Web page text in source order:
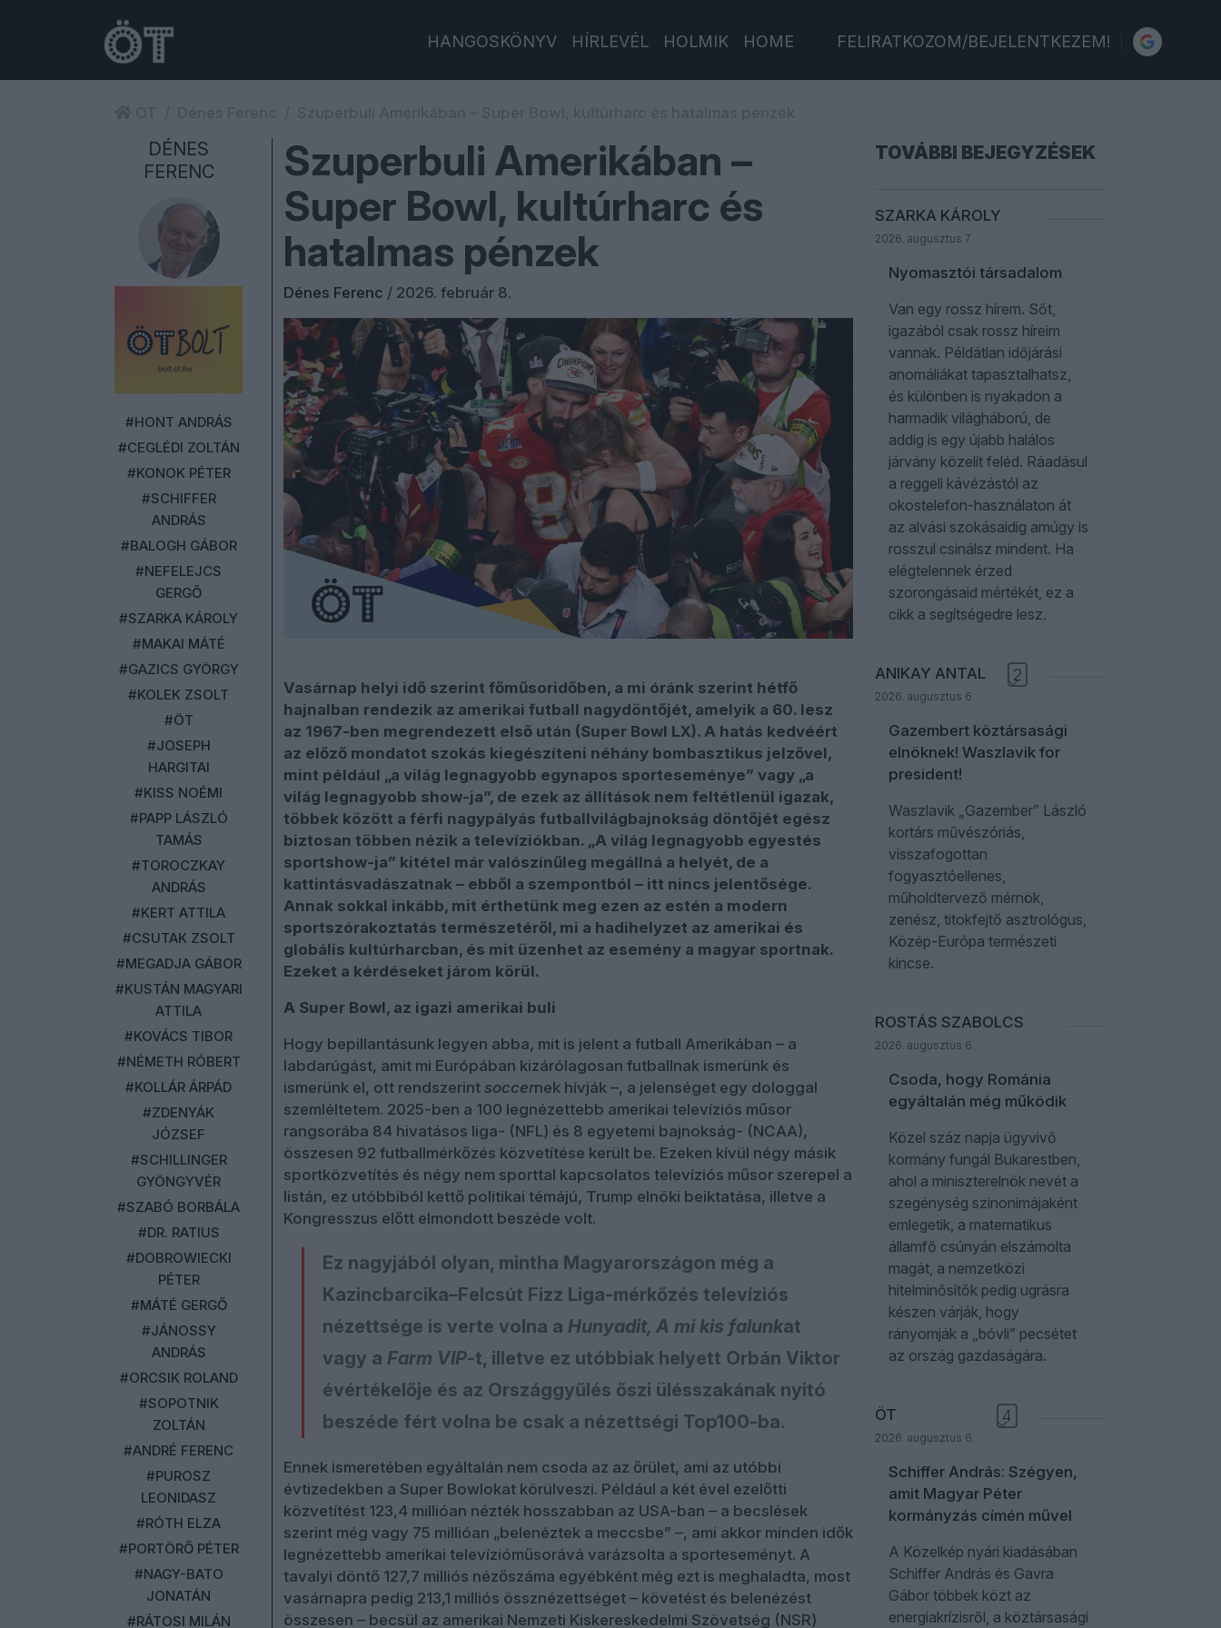
HANGOSKÖNYV HÍRLEVÉL HOLMIK HOME FELIRATKOZOM/BEJELENTKEZEM!
Szuperbuli Amerikában –
Super Bowl, kultúrharc és
hatalmas pénzek
Dénes Ferenc / 2026. február 8.
Vasárnap helyi idő szerint főműsoridőben, a mi óránk szerint hétfő
hajnalban rendezik az amerikai futball nagydöntőjét, amelyik a 60. lesz
az 1967-ben megrendezett első után (Super Bowl LX). A hatás kedvéért
az előző mondatot szokás kiegészíteni néhány bombasztikus jelzővel,
mint például „a világ legnagyobb egynapos sporteseménye” vagy „a
világ legnagyobb show-ja”, de ezek az állítások nem feltétlenül igazak,
többek között a férfi nagypályás futballvilágbajnokság döntőjét egész
biztosan többen nézik a televíziókban. „A világ legnagyobb egyestés
sportshow-ja” kitétel már valószínűleg megállná a helyét, de a
kattintásvadászatnak – ebből a szempontból – itt nincs jelentősége.
Annak sokkal inkább, mit érthetünk meg ezen az estén a modern
sportszórakoztatás természetéről, mi a hadihelyzet az amerikai és
globális kultúrharcban, és mit üzenhet az esemény a magyar sportnak.
Ezeket a kérdéseket járom körül.
A Super Bowl, az igazi amerikai buli
Hogy bepillantásunk legyen abba, mit is jelent a futball Amerikában – a
labdarúgást, amit mi Európában kizárólagosan futballnak ismerünk és
ismerünk el, ott rendszerint soccernek hívják –, a jelenséget egy dologgal
szemléltetem. 2025-ben a 100 legnézettebb amerikai televíziós műsor
rangsorába 84 hivatásos liga- (NFL) és 8 egyetemi bajnokság- (NCAA),
összesen 92 futballmérkőzés közvetítése került be. Ezeken kívül négy másik
sportközvetítés és négy nem sporttal kapcsolatos televíziós műsor szerepel a
listán, ez utóbbiból kettő politikai témájú, Trump elnöki beiktatása, illetve a
Kongresszus előtt elmondott beszéde volt.
Ez nagyjából olyan, mintha Magyarországon még a
Kazincbarcika–Felcsút Fizz Liga-mérkőzés televíziós
nézettsége is verte volna a Hunyadit, A mi kis falunkat
vagy a Farm VIP-t, illetve ez utóbbiak helyett Orbán Viktor
évértékelője és az Országgyűlés őszi ülésszakának nyitó
beszéde fért volna be csak a nézettségi Top100-ba.
Ennek ismeretében egyáltalán nem csoda az az őrület, ami az utóbbi
évtizedekben a Super Bowlokat körülveszi. Például a két ével ezelőtti
közvetítést 123,4 millióan nézték hosszabban az USA-ban – a becslések
szerint még vagy 75 millióan „belenéztek a meccsbe” –, ami akkor minden idők
legnézettebb amerikai televízióműsorává varázsolta a sporteseményt. A
tavalyi döntő 127,7 milliós nézőszáma egyébként még ezt is meghaladta, most
vasárnapra pedig 213,1 milliós össznézettséget – követést és belenézést
összesen – becsül az amerikai Nemzeti Kiskereskedelmi Szövetség (NSR)
DÉNES
FERENC
#HONT ANDRÁS
#CEGLÉDI ZOLTÁN
#KONOK PÉTER
#SCHIFFER
ANDRÁS
#BALOGH GÁBOR
#NEFELEJCS
GERGŐ
#SZARKA KÁROLY
#MAKAI MÁTÉ
#GAZICS GYÖRGY
#KOLEK ZSOLT
#ÖT
#JOSEPH
HARGITAI
#KISS NOÉMI
#PAPP LÁSZLÓ
TAMÁS
#TOROCZKAY
ANDRÁS
#KERT ATTILA
#CSUTAK ZSOLT
#MEGADJA GÁBOR
#KUSTÁN MAGYARI
ATTILA
#KOVÁCS TIBOR
#NÉMETH RÓBERT
#KOLLÁR ÁRPÁD
#ZDENYÁK
JÓZSEF
#SCHILLINGER
GYÖNGYVÉR
#SZABÓ BORBÁLA
#DR. RATIUS
#DOBROWIECKI
PÉTER
#MÁTÉ GERGŐ
#JÁNOSSY
ANDRÁS
#ORCSIK ROLAND
#SOPOTNIK
ZOLTÁN
#ANDRÉ FERENC
#PUROSZ
LEONIDASZ
#RÓTH ELZA
#PORTÖRŐ PÉTER
#NAGY-BATO
JONATÁN
#RÁTOSI MILÁN
TOVÁBBI BEJEGYZÉSEK
SZARKA KÁROLY
2026. augusztus 7.
Nyomasztói társadalom
Van egy rossz hírem. Sőt,
igazából csak rossz híreim
vannak. Példátlan időjárási
anomáliákat tapasztalhatsz,
és különben is nyakadon a
harmadik világháború, de
addig is egy újabb halálos
járvány közelít feléd. Ráadásul
a reggeli kávézástól az
okostelefon-használaton át
az alvási szokásaidig amúgy is
rosszul csinálsz mindent. Ha
elégtelennek érzed
szorongásaid mértékét, ez a
cikk a segítségedre lesz.
ANIKAY ANTAL
2026. augusztus 6.
2
Gazembert köztársasági
elnöknek! Waszlavik for
president!
Waszlavik „Gazember” László
kortárs művészóriás,
visszafogottan
fogyasztóellenes,
műholdtervező mérnök,
zenész, titokfejtő asztrológus,
Közép-Európa természeti
kincse.
ROSTÁS SZABOLCS
2026. augusztus 6.
Csoda, hogy Románia
egyáltalán még működik
Közel száz napja ügyvivő
kormány fungál Bukarestben,
ahol a miniszterelnök nevét a
szegénység szinonimájaként
emlegetik, a matematikus
államfő csúnyán elszámolta
magát, a nemzetközi
hitelminősítők pedig ugrásra
készen várják, hogy
rányomják a „bóvli” pecsétet
az ország gazdaságára.
ÖT
2026. augusztus 6.
4
Schiffer András: Szégyen,
amit Magyar Péter
kormányzás címén művel
A Közelkép nyári kiadásában
Schiffer András és Gavra
Gábor többek közt az
energiakrízisről, a köztársasági